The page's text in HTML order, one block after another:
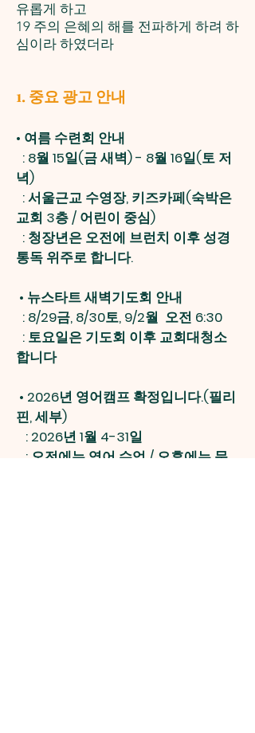
유롭게 하고
19 주의 은혜의 해를 전파하게 하려 하
심이라 하였더라
1. 중요 광고 안내
• 여름 수련회 안내
: 8월 15일(금 새벽) - 8월 16일(토 저
녁)
: 서울근교 수영장, 키즈카페(숙박은
교회 3층 / 어린이 중심)
: 청장년은 오전에 브런치 이후 성경
통독 위주로 합니다.
• 뉴스타트 새벽기도회 안내
: 8/29금, 8/30토, 9/2월 오전 6:30
: 토요일은 기도회 이후 교회대청소
합니다
• 2026년 영어캠프 확정입니다.(필리
핀, 세부)
: 2026년 1월 4-31일
: 오전에는 영어 수업 / 오후에는 문